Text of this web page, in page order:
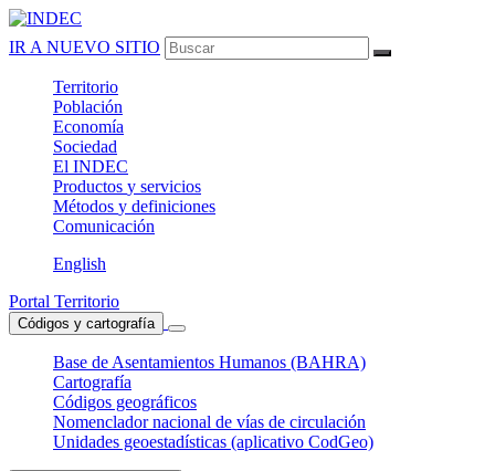
IR A NUEVO SITIO
Territorio
Población
Economía
Sociedad
El INDEC
Productos y servicios
Métodos y definiciones
Comunicación
English
Portal Territorio
Códigos y cartografía
Base de Asentamientos Humanos (BAHRA)
Cartografía
Códigos geográficos
Nomenclador nacional de vías de circulación
Unidades geoestadísticas (aplicativo CodGeo)